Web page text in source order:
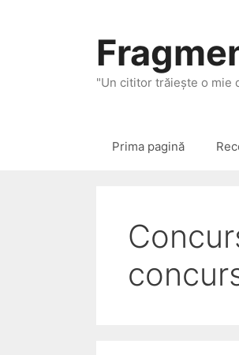
"Un cititor trăieşte o mie
Prima pagină